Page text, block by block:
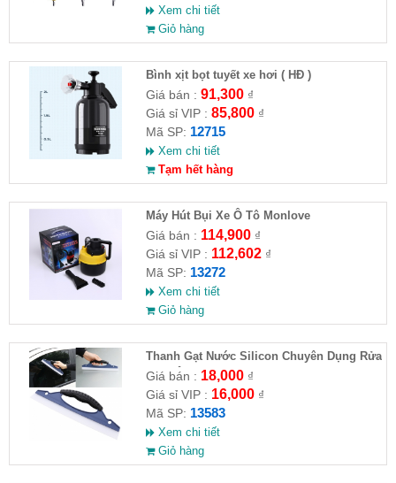
Xem chi tiết
Giỏ hàng
Bình xịt bọt tuyết xe hơi ( HĐ )
Giá bán : 91,300₫
Giá sỉ VIP : 85,800₫
Mã SP: 12715
Xem chi tiết
Tạm hết hàng
Máy Hút Bụi Xe Ô Tô Monlove
Giá bán : 114,900₫
Giá sỉ VIP : 112,602₫
Mã SP: 13272
Xem chi tiết
Giỏ hàng
Thanh Gạt Nước Silicon Chuyên Dụng Rửa
Kính Ô Tô, Xe Hơi
Giá bán : 18,000₫
Giá sỉ VIP : 16,000₫
Mã SP: 13583
Xem chi tiết
Giỏ hàng